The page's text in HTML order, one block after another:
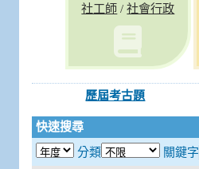
社工師 /社會行政
歷屆考古題
快速搜尋
分類
關鍵字